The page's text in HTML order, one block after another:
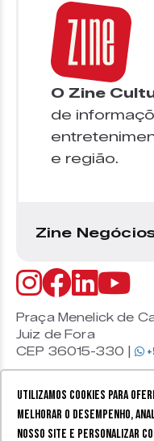
Utilizamos cookies para
melhorar o desempenho,
nosso site e personalizar
O Zine
de
e região.
Zine
Praça Menelick de
Juiz de Fora
CEP 36015-330 |